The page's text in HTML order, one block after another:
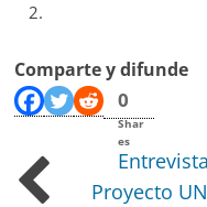
Comparte y difunde
0
Shar
es
Proyecto